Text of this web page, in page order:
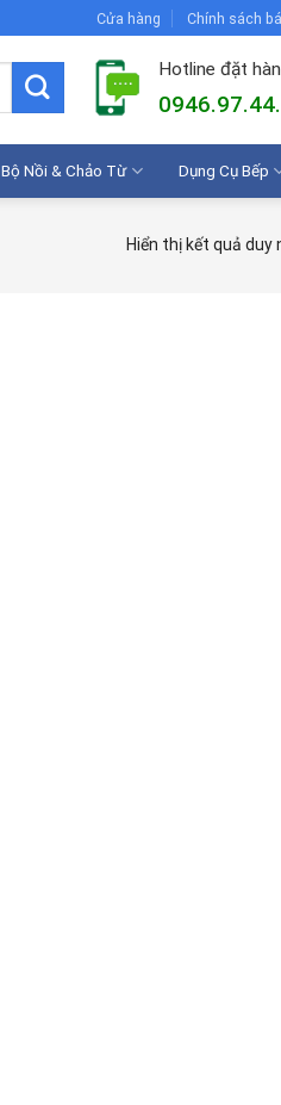
Cửa hàng Chính sách
Hotline đặt
Bộ Nồi & Chảo Từ Dụng Cụ Bếp
Hiển thị kết quả duy